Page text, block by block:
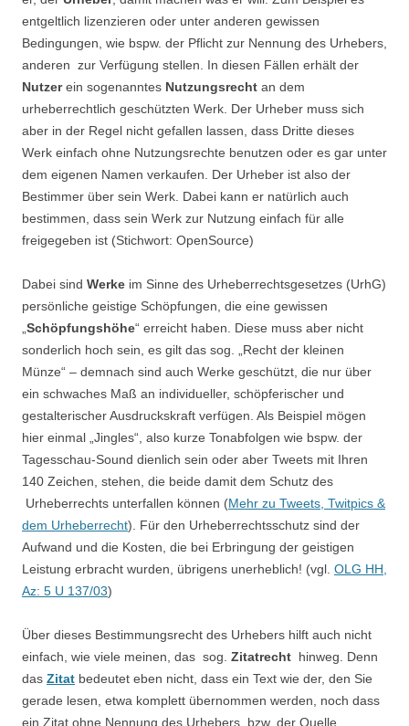
entgeltlich lizenzieren oder unter anderen gewissen
Bedingungen, wie bspw. der Pflicht zur Nennung des Urhebers,
anderen zur Verfügung stellen. In diesen Fällen erhält der
Nutzerein sogenanntes Nutzungsrecht an dem
urheberrechtlich geschützten Werk. Der Urheber muss sich
aber in der Regel nicht gefallen lassen, dass Dritte dieses
Werk einfach ohne Nutzungsrechte benutzen oder es gar unter
dem eigenen Namen verkaufen. Der Urheber ist also der
Bestimmer über sein Werk. Dabei kann er natürlich auch
bestimmen, dass sein Werk zur Nutzung einfach für alle
freigegeben ist (Stichwort: OpenSource)
Dabei sind Werke im Sinne des Urheberrechtsgesetzes (UrhG)
persönliche geistige Schöpfungen, die eine gewissen
Schöpfungshöhe“ erreicht haben. Diese muss aber nicht
sonderlich hoch sein, es gilt das sog. „Recht der kleinen
Münze“ – demnach sind auch Werke geschützt, die nur über
ein schwaches Maß an individueller, schöpferischer und
gestalterischer Ausdruckskraft verfügen. Als Beispiel mögen
hier einmal „Jingles“, also kurze Tonabfolgen wie bspw. der
Tagesschau-Sound dienlich sein oder aber Tweets mit Ihren
140 Zeichen, stehen, die beide damit dem Schutz des
Urheberrechts unterfallen können (Mehr zu Tweets, Twitpics &
dem Urheberrecht). Für den Urheberrechtsschutz sind der
Aufwand und die Kosten, die bei Erbringung der geistigen
Leistung erbracht wurden, übrigens unerheblich! (vgl. OLG HH,
Az: 5 U 137/03)
Über dieses Bestimmungsrecht des Urhebers hilft auch nicht
einfach, wie viele meinen, das sog. Zitatrecht hinweg. Denn
das Zitat bedeutet eben nicht, dass ein Text wie der, den Sie
gerade lesen, etwa komplett übernommen werden, noch dass
ein Zitat ohne Nennung des Urhebers, bzw. der Quelle